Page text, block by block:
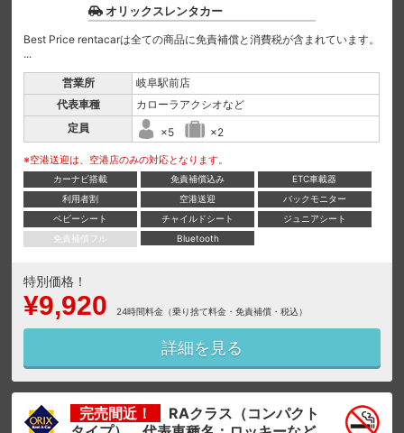
オリックスレンタカー
Best Price rentacarは全ての商品に免責補償と消費税が含まれています。
...
営業所
岐阜駅前店
代表車種
カローラアクシオなど
定員
×5 ×2
※空港送迎は、空港店のみの対応となります。
カーナビ搭載 免責補償込み
ETC車載器
利用者割
空港送迎
バックモニター
ベビーシート
チャイルドシート
ジュニアシート
免責補償フル
Bluetooth
特別価格！
¥9,920 24時間料金（乗り捨て料金・免責補償・税込）
詳細を見る
完売間近！
RAクラス（コンパクト